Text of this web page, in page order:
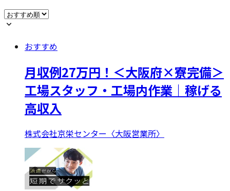
おすすめ
月収例27万円！＜大阪府×寮完備＞
工場スタッフ・工場内作業｜稼げる
高収入
株式会社京栄センター〈大阪営業所〉